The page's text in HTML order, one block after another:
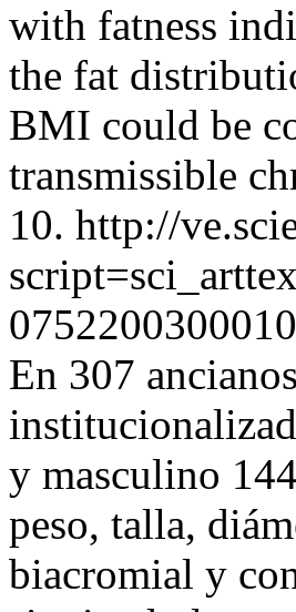
with fatness
the fat
BMI could be
transmissible
10. http://
En 307
y masculino
peso, talla,
biacromial y